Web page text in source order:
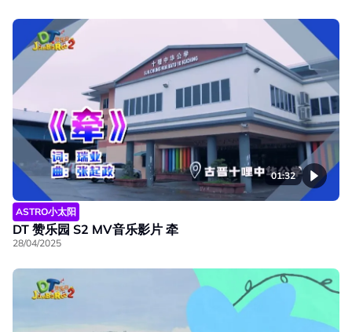
01:32
ASTRO小太阳
DT 赞乐园 S2 MV音乐影片 牵
28/04/2025